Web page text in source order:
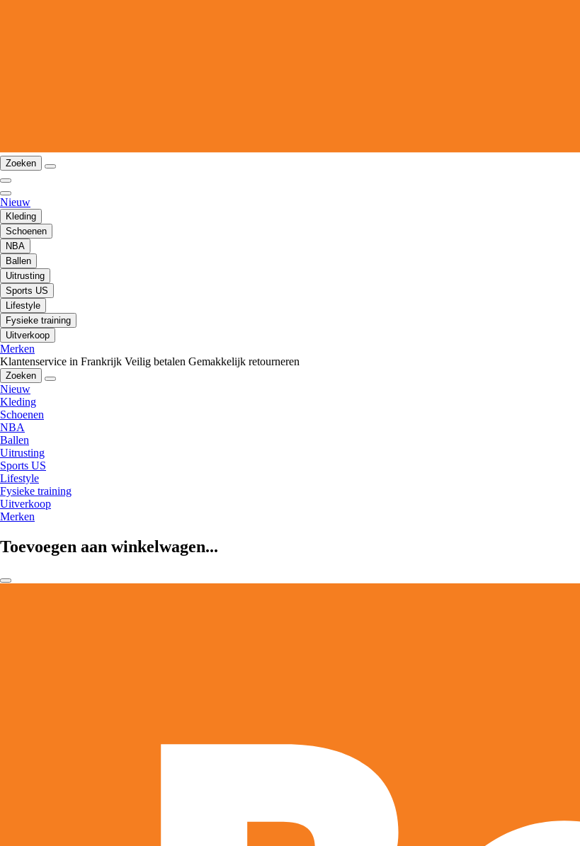
Zoeken
Nieuw
Kleding
Schoenen
NBA
Ballen
Uitrusting
Sports US
Lifestyle
Fysieke training
Uitverkoop
Merken
Klantenservice in Frankrijk Veilig betalen Gemakkelijk retourneren
Zoeken
Nieuw
Kleding
Schoenen
NBA
Ballen
Uitrusting
Sports US
Lifestyle
Fysieke training
Uitverkoop
Merken
Toevoegen aan winkelwagen...